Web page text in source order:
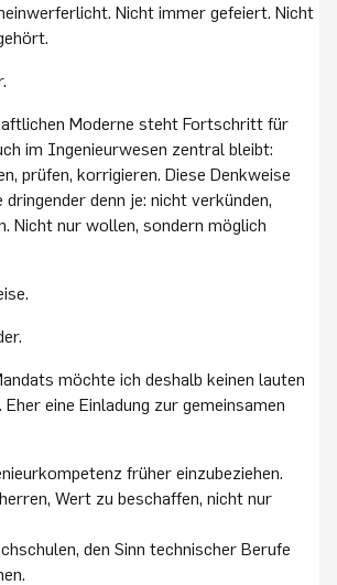
Nicht immer gefeiert. Nicht
Moderne steht Fortschritt für
im Ingenieurwesen zentral bleibt:
prüfen, korrigieren. Diese Denkweise
denn je: nicht verkünden,
Nicht nur wollen, sondern möglich
möchte ich deshalb keinen lauten
eine Einladung zur gemeinsamen
früher einzubeziehen.
Wert zu beschaffen, nicht nur
den Sinn technischer Berufe